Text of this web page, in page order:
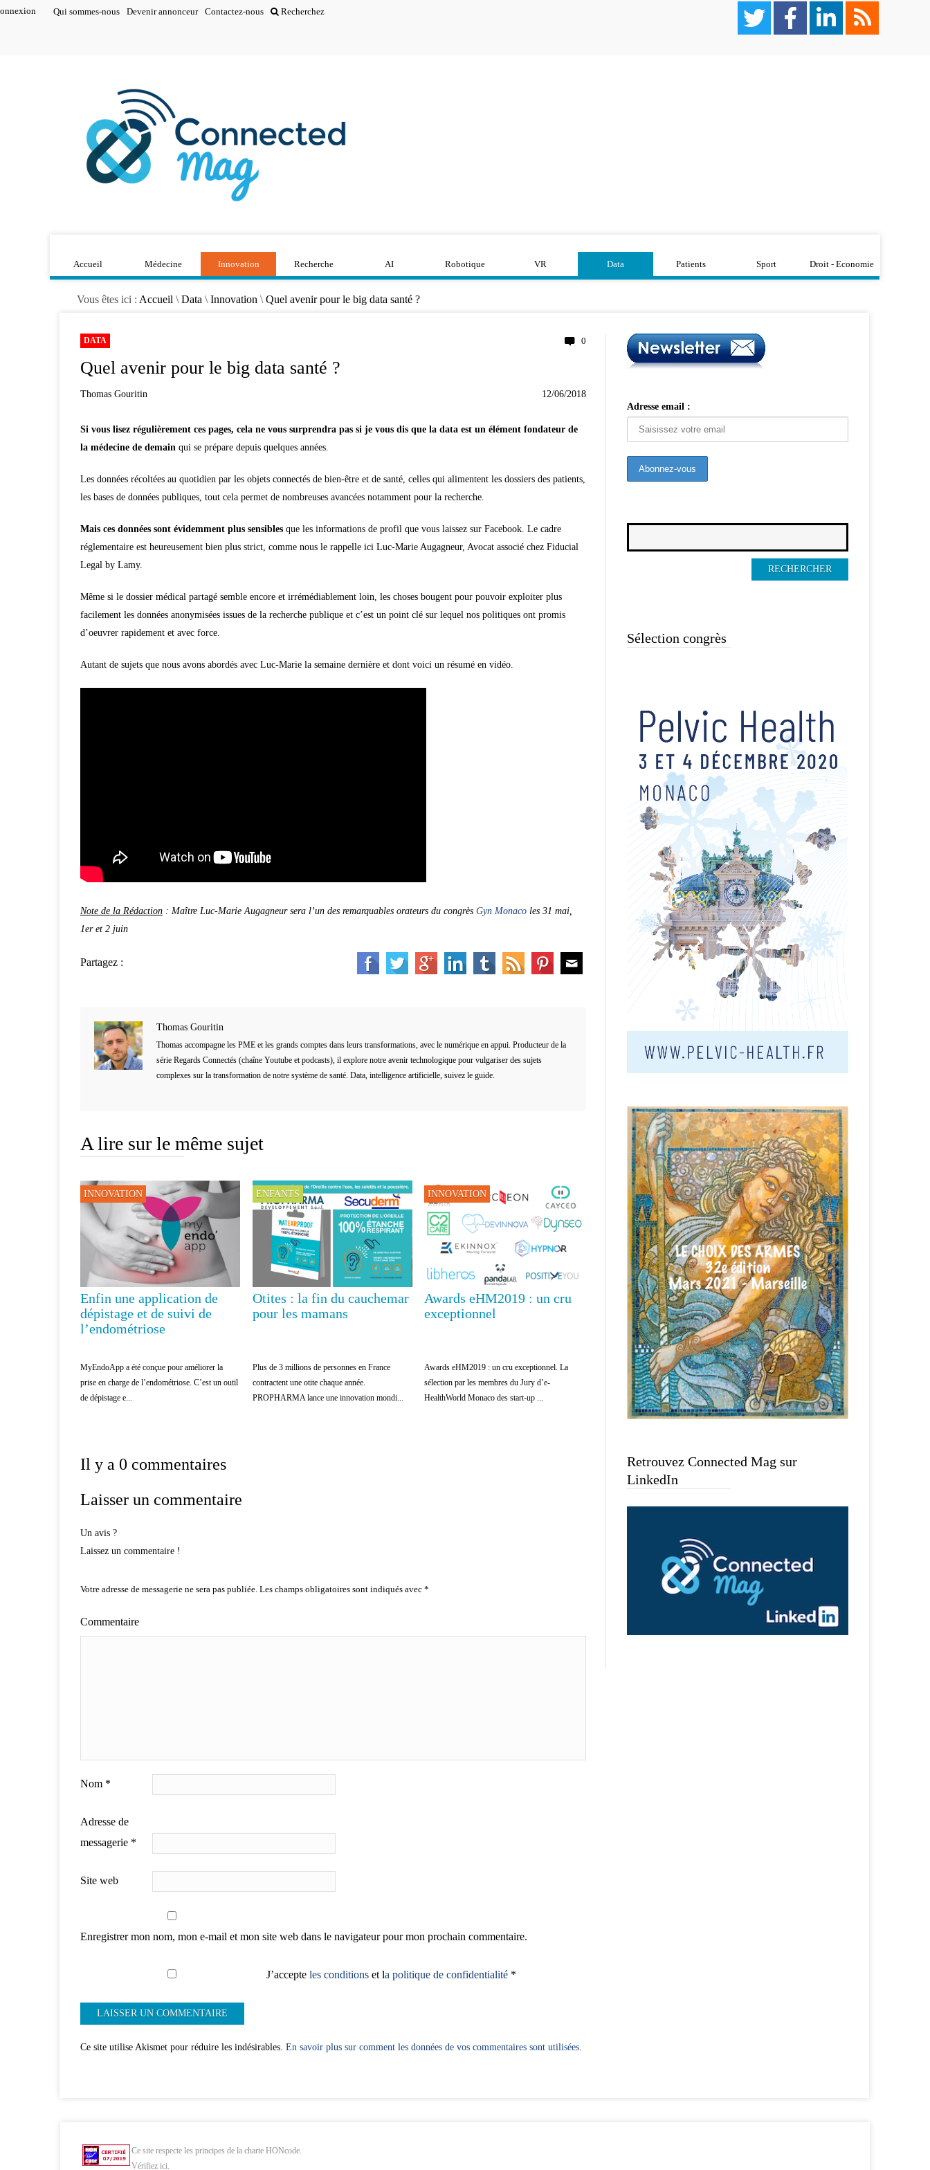
Qui sommes-nous Devenir annonceur Contactez-nous Recherchez
Accueil Médecine Innovation Recherche AI Robotique VR Data Patients Sport Droit - Economie
Vous êtes ici : Accueil \ Data \ Innovation \ Quel avenir pour le big data santé ?
DATA 0
Quel avenir pour le big data santé ?
Thomas Gouritin 12/06/2018
Si vous lisez régulièrement ces pages, cela ne vous surprendra pas si je vous dis que la data est un élément fondateur de
la médecine de demain qui se prépare depuis quelques années.
Les données récoltées au quotidien par les objets connectés de bien-être et de santé, celles qui alimentent les dossiers des patients,
les bases de données publiques, tout cela permet de nombreuses avancées notamment pour la recherche.
Mais ces données sont évidemment plus sensibles que les informations de profil que vous laissez sur Facebook. Le cadre
réglementaire est heureusement bien plus strict, comme nous le rappelle ici Luc-Marie Augagneur, Avocat associé chez Fiducial
Legal by Lamy.
Même si le dossier médical partagé semble encore et irrémédiablement loin, les choses bougent pour pouvoir exploiter plus
facilement les données anonymisées issues de la recherche publique et c’est un point clé sur lequel nos politiques ont promis
d’oeuvrer rapidement et avec force.
Autant de sujets que nous avons abordés avec Luc-Marie la semaine dernière et dont voici un résumé en vidéo.
Note de la Rédaction : Maître Luc-Marie Augagneur sera l’un des remarquables orateurs du congrès Gyn Monaco les 31 mai,
1er et 2 juin
Partagez :
Thomas Gouritin
Thomas accompagne les PME et les grands comptes dans leurs transformations, avec le numérique en appui. Producteur de la
série Regards Connectés (chaîne Youtube et podcasts), il explore notre avenir technologique pour vulgariser des sujets
complexes sur la transformation de notre système de santé. Data, intelligence artificielle, suivez le guide.
A lire sur le même sujet
INNOVATION
Enfin une application de
dépistage et de suivi de
l’endométriose
MyEndoApp a été conçue pour améliorer la
prise en charge de l’endométriose. C’est un outil
de dépistage e...
ENFANTS
Otites : la fin du cauchemar
pour les mamans
Plus de 3 millions de personnes en France
contractent une otite chaque année.
PROPHARMA lance une innovation mondi...
INNOVATION
Awards eHM2019 : un cru
exceptionnel
Awards eHM2019 : un cru exceptionnel. La
sélection par les membres du Jury d’e-
HealthWorld Monaco des start-up ...
Il y a 0 commentaires
Laisser un commentaire
Un avis ?
Laissez un commentaire !
Votre adresse de messagerie ne sera pas publiée. Les champs obligatoires sont indiqués avec *
Commentaire
Nom *
Adresse de
messagerie *
Site web
Enregistrer mon nom, mon e-mail et mon site web dans le navigateur pour mon prochain commentaire.
J’accepte les conditions et la politique de confidentialité *
Ce site utilise Akismet pour réduire les indésirables. En savoir plus sur comment les données de vos commentaires sont utilisées
Adresse email :
Sélection congrès
Retrouvez Connected Mag sur
LinkedIn
Ce site respecte les principes de la charte HONcode.
Vérifiez ici.